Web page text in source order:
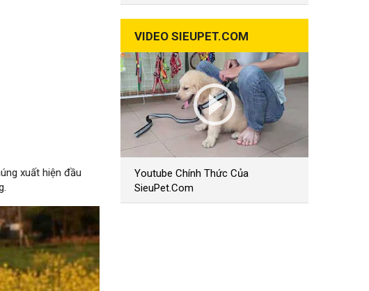
xuất hiện đầu
VIDEO SIEUPET.COM
Youtube Chính Thức Của
SieuPet.Com